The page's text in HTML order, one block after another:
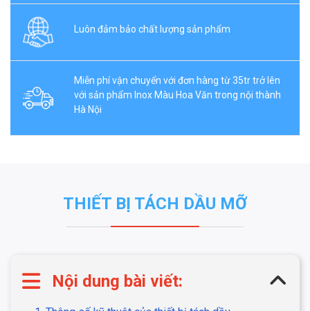
Luôn đảm bảo chất lượng sản phẩm
Miễn phí vận chuyển với đơn hàng từ 35tr trở lên
với sản phẩm Inox Màu Hoa Văn trong nội thành
Hà Nội
THIẾT BỊ TÁCH DẦU MỠ
Nội dung bài viết: